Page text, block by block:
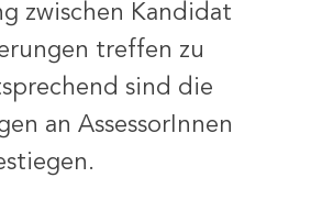
zwischen Kandidat
treffen zu
sind die
an AssessorInnen